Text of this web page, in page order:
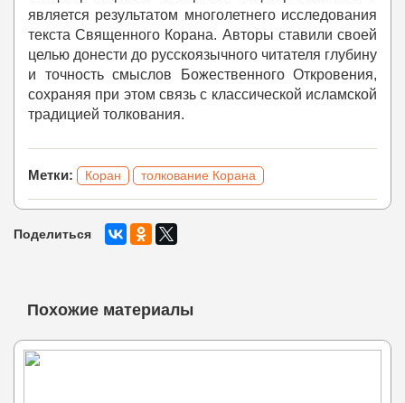
является результатом многолетнего исследования
текста Священного Корана. Авторы ставили своей
целью донести до русскоязычного читателя глубину
и точность смыслов Божественного Откровения,
сохраняя при этом связь с классической исламской
традицией толкования.
Метки: Коран толкование Корана
Поделиться
Похожие материалы